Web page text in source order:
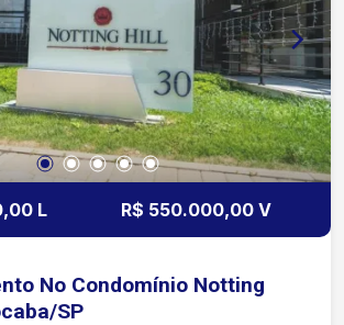
L R$ 550.000,00 V
No Condomínio Notting
SP